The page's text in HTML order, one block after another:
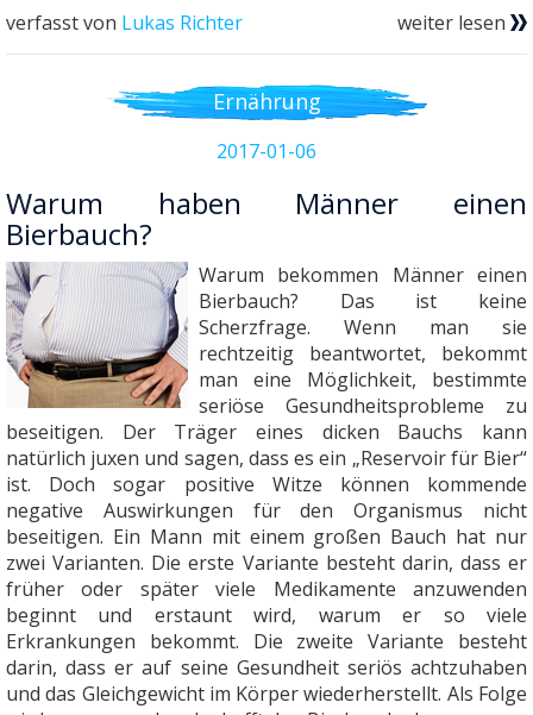
verfasst von Lukas Richter weiter lesen
Ernährung
2017-01-06
Warum haben Männer einen
Bierbauch?
Warum bekommen Männer einen
Bierbauch? Das ist keine
Scherzfrage. Wenn man sie
rechtzeitig beantwortet, bekommt
man eine Möglichkeit, bestimmte
seriöse Gesundheitsprobleme zu
beseitigen. Der Träger eines dicken Bauchs kann
natürlich juxen und sagen, dass es ein „Reservoir für Bier“
ist. Doch sogar positive Witze können kommende
negative Auswirkungen für den Organismus nicht
beseitigen. Ein Mann mit einem großen Bauch hat nur
zwei Varianten. Die erste Variante besteht darin, dass er
früher oder später viele Medikamente anzuwenden
beginnt und erstaunt wird, warum er so viele
Erkrankungen bekommt. Die zweite Variante besteht
darin, dass er auf seine Gesundheit seriös achtzuhaben
und das Gleichgewicht im Körper wiederherstellt. Als Folge